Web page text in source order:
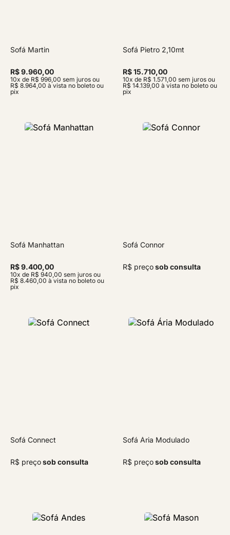
Sofá Martin
R$ 9.960,00
10x de R$ 996,00 sem juros ou
R$ 8.964,00 à vista no boleto ou
pix
Sofá Pietro 2,10mt
R$ 15.710,00
10x de R$ 1.571,00 sem juros ou
R$ 14.139,00 à vista no boleto ou
pix
Sofá Manhattan
R$ 9.400,00
10x de R$ 940,00 sem juros ou
R$ 8.460,00 à vista no boleto ou
pix
Sofá Connor
R$ preçosob consulta
Sofá Connect
R$ preçosob consulta
Sofá Ária Modulado
R$ preçosob consulta